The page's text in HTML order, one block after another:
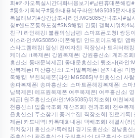
회#카카오톡실시간대화내용보기#남편휴대폰해킹
#통화기록복구#통화내용복구라인:MG5085문자내
톡몰래보기#상간남조사라인:MG5085간녀조사#실
청#핸드폰통화도청#SNS해킹| 간통| 갤럭시워치4
친구| 라인해킹| 불륜의심남편| 스마프폰도청| 쌍둥
이스라인:MG5085아이폰해킹| 안드로이드해킹| 앱
스타그램해킹| 일상| 전여자친| 직장상사 트위터해
케이스| it복제폰| 강원복제폰| 강원흥신소| 계좌조
흥신소| 동대문복제폰| 동대문흥신소| 뒷조사(라인
산복제폰| 마산흥신소| 모바일복제폰| 문자내용| 미
톡해킹| 부천복제폰(라인:MG5085)부천흥신소| 사
송파복제폰| 송파흥신소| 스마트폰해킹복제폰| 스
남복제폰| 에프원복제폰 여주복제폰| 여주흥신소|
제폰| 원주흥신소(라인:MG5085)위치조회| 이천복
천흥신소| 입출국조회 재산조회| 전과조회| 전주복
읍흥신소| 주소찾기| 증거수집| 직장조회| 진료기록|
제폰| 카드내역| 카톡대화내용| 택배조회| 해결사(라
위치찾기| 흥신소카톡해킹| 경기도흥신소| 경남흥